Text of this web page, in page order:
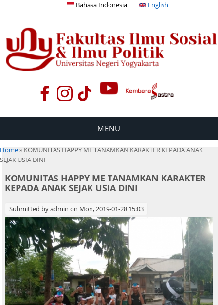
Bahasa Indonesia English
MENU
You are here
Home» KOMUNITAS HAPPY ME TANAMKAN KARAKTER KEPADA ANAK
SEJAK USIA DINI
KOMUNITAS HAPPY ME TANAMKAN KARAKTER
KEPADA ANAK SEJAK USIA DINI
Submitted byadmin on Mon, 2019-01-28 15:03